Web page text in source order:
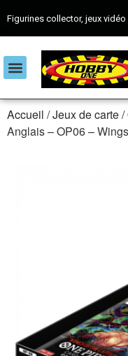
Figurines collector, jeux
Accueil /Jeux de carte/
Anglais – OP06 –